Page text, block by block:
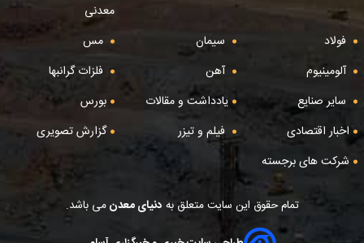
معدنی
فولاد
سیمان
مس
آلومینیوم
آهن
فلزات گرانبها
سایر صنایع
یادداشت و مقالات
بورس
اخبار اقتصادی
فیلم و تیزر
گزارش تصویری
شرکت های برجسته
تمام حقوق این سایت متعلق به دنیای معدنمی باشد.